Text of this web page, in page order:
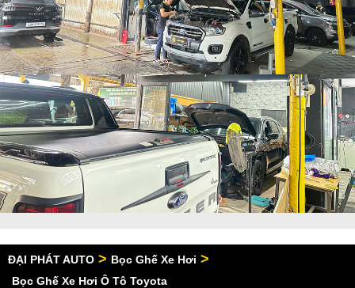
ĐẠI PHÁT AUTO > Bọc Ghế Xe Hơi >
Bọc Ghế Xe Hơi Ô Tô Toyota